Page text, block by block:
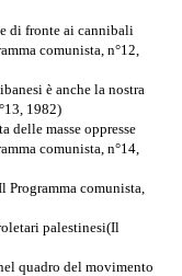
di fronte ai cannibali
comunista, n°12,
è anche la nostra
1982)
delle masse oppresse
comunista, n°14,
comunista,
palestinesi(Il
quadro del movimento